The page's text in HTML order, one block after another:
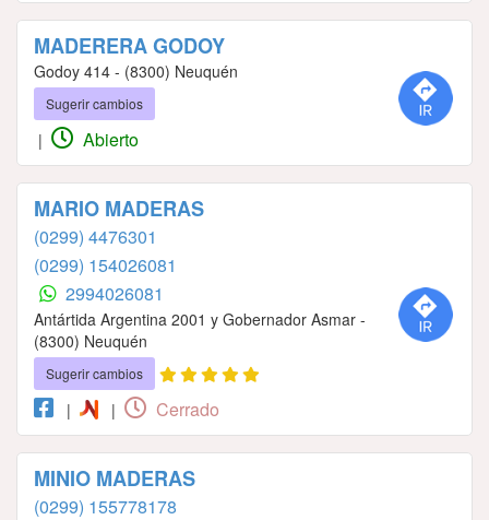
MADERERA GODOY
Godoy 414 - (8300) Neuquén
Sugerir cambios
| Abierto
MARIO MADERAS
(0299) 4476301
(0299) 154026081
2994026081
Antártida Argentina 2001 y Gobernador Asmar -
(8300) Neuquén
Sugerir cambios
| | Cerrado
MINIO MADERAS
(0299) 155778178